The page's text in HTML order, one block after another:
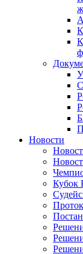
Новости
Кубок